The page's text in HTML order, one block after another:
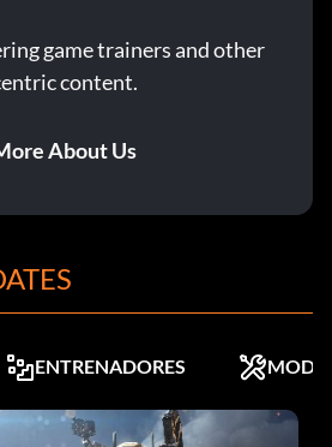
game trainers and other
content.
About Us
ENTRENADORES MODS